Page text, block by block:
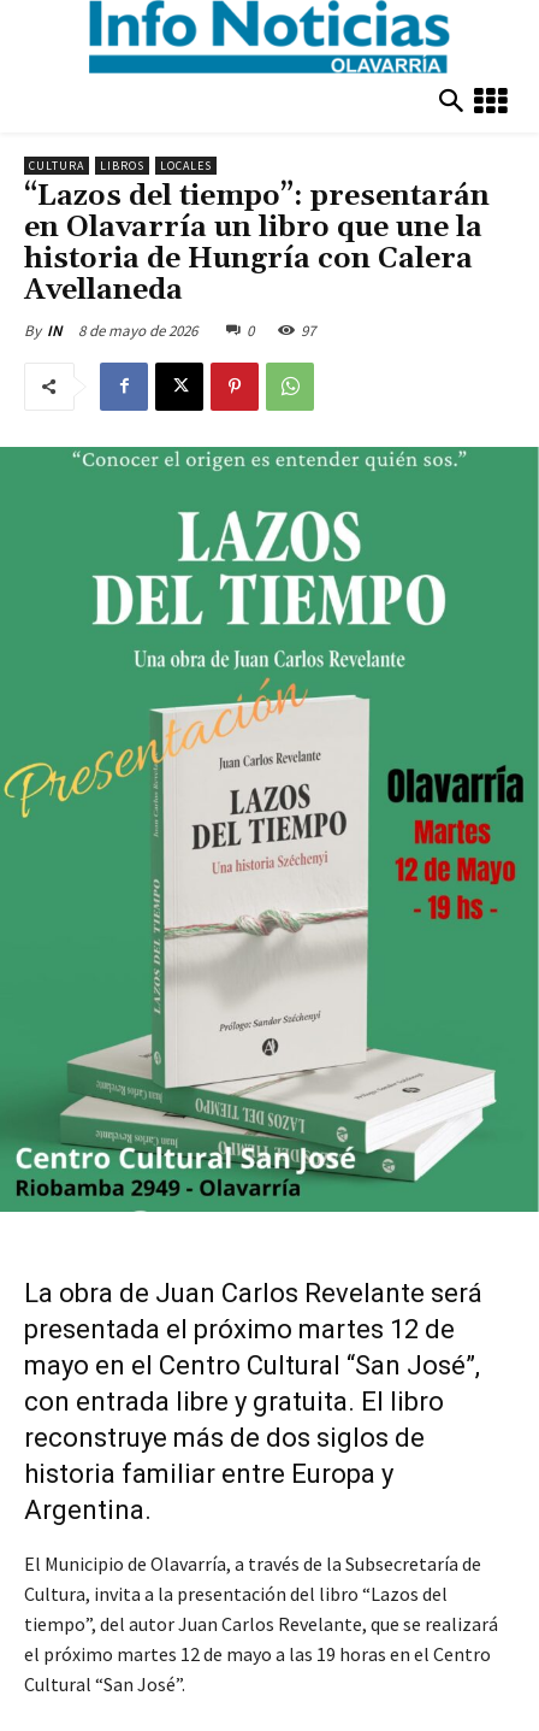
CULTURA LIBROS LOCALES
“Lazos del tiempo”: presentarán
en Olavarría un libro que une la
historia de Hungría con Calera
Avellaneda
By IN 8 de mayo de 2026 0 97
La obra de Juan Carlos Revelante será
presentada el próximo martes 12 de
mayo en el Centro Cultural “San José”,
con entrada libre y gratuita. El libro
reconstruye más de dos siglos de
historia familiar entre Europa y
Argentina.
El Municipio de Olavarría, a través de la Subsecretaría de
Cultura, invita a la presentación del libro “Lazos del
tiempo”, del autor Juan Carlos Revelante, que se realizará
el próximo martes 12 de mayo a las 19 horas en el Centro
Cultural “San José”.